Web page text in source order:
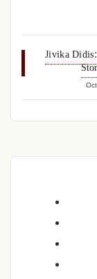
Jivika